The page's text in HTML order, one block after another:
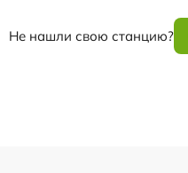
Не нашли свою станцию?